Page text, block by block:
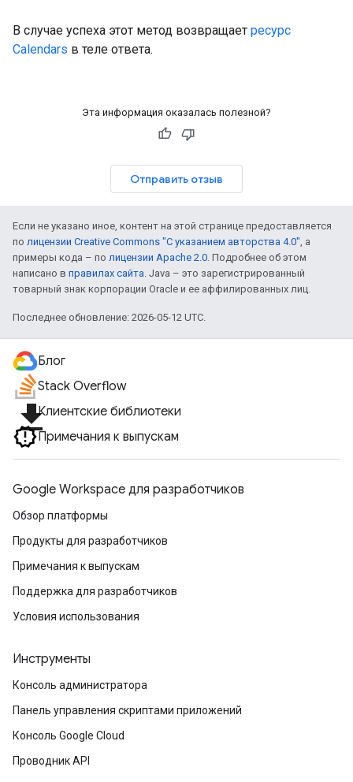
В случае успеха этот метод возвращает ресурс
Calendars в теле ответа.
Эта информация оказалась полезной?
Отправить отзыв
Если не указано иное, контент на этой странице предоставляется
по лицензии Creative Commons "С указанием авторства 4.0", а
примеры кода – по лицензии Apache 2.0. Подробнее об этом
написано в правилах сайта. Java – это зарегистрированный
товарный знак корпорации Oracle и ее аффилированных лиц.
Последнее обновление: 2026-05-12 UTC.
Блог
Stack Overflow
file_downloadКлиентские библиотеки
Примечания к выпускам
Google Workspace для разработчиков
Обзор платформы
Продукты для разработчиков
Примечания к выпускам
Поддержка для разработчиков
Условия использования
Инструменты
Консоль администратора
Панель управления скриптами приложений
Консоль Google Cloud
Проводник API